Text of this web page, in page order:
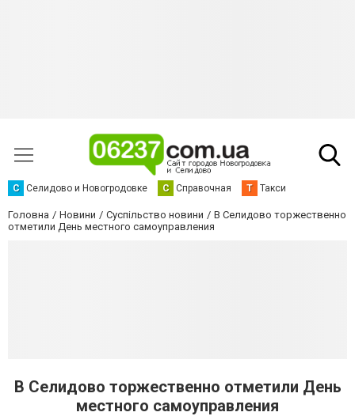
С Селидово и Новогродовке С Справочная Т Такси
Головна Новини Суспільство новини
В Селидово торжественно
отметили День местного самоуправления
В Селидово торжественно отметили День
местного самоуправления